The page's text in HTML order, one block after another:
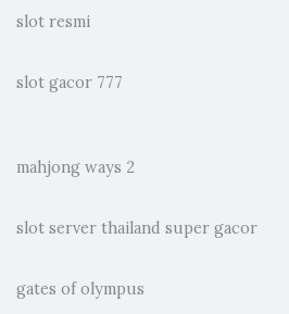
slot resmi
slot gacor 777
mahjong ways 2
slot server thailand super gacor
gates of olympus